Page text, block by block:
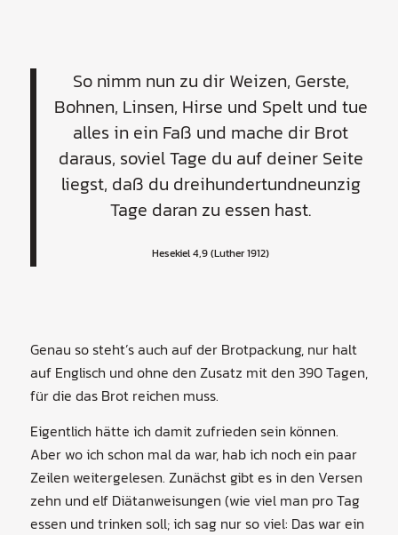
So nimm nun zu dir Weizen, Gerste,
Bohnen, Linsen, Hirse und Spelt und tue
alles in ein Faß und mache dir Brot
daraus, soviel Tage du auf deiner Seite
liegst, daß du dreihundertundneunzig
Tage daran zu essen hast.
Hesekiel 4,9 (Luther 1912)
Genau so steht’s auch auf der Brotpackung, nur halt
auf Englisch und ohne den Zusatz mit den 390 Tagen,
für die das Brot reichen muss.
Eigentlich hätte ich damit zufrieden sein können.
Aber wo ich schon mal da war, hab ich noch ein paar
Zeilen weitergelesen. Zunächst gibt es in den Versen
zehn und elf Diätanweisungen (wie viel man pro Tag
essen und trinken soll; ich sag nur so viel: Das war ein